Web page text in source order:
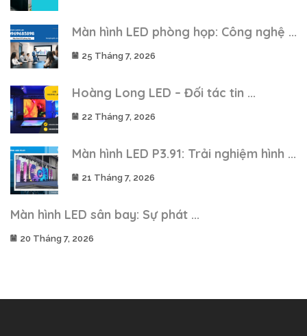
Màn hình LED phòng họp: Công nghệ ...
25 Tháng 7, 2026
Hoàng Long LED – Đối tác tin ...
22 Tháng 7, 2026
Màn hình LED P3.91: Trải nghiệm hình ...
21 Tháng 7, 2026
Màn hình LED sân bay: Sự phát ...
20 Tháng 7, 2026